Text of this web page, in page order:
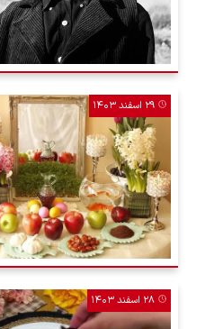
۲۹ اسفند ۱۴۰۳
۲۸ اسفند ۱۴۰۳